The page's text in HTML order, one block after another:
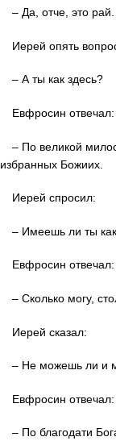
– Да, отче, это рай.
Иерей опять
– А ты как здесь?
Евфросин отвечал:
– По великой
избранных Божиих.
Иерей спросил:
– Имеешь ли ты
Евфросин отвечал:
– Сколько могу,
Иерей сказал:
– Не можешь ли и
Евфросин отвечал:
– По благодати